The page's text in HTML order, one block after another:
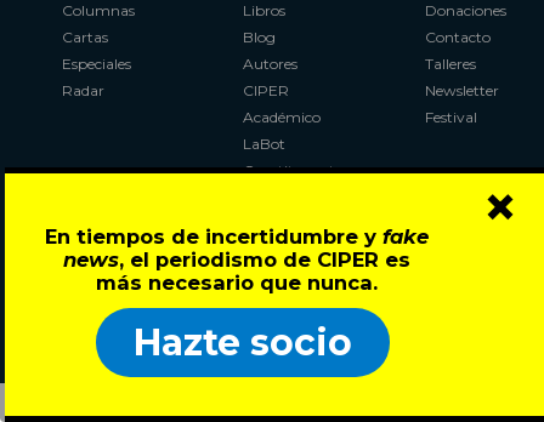
En tiempos de incertidumbre y fake
news, el periodismo de CIPER es
más necesario que nunca.
Hazte socio
×
Columnas
Cartas
Especiales
Radar
Libros
Blog
Autores
CIPER
Académico
LaBot
Constituyente
con CIPER
Donaciones
Contacto
Talleres
Newsletter
Festival
Síguenos en: